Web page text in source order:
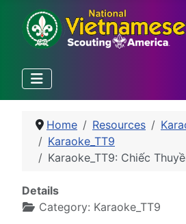
Home Resources
Karaoke_TT9
Karaoke_TT9: Chiếc
Details
Category: Karaoke_TT9